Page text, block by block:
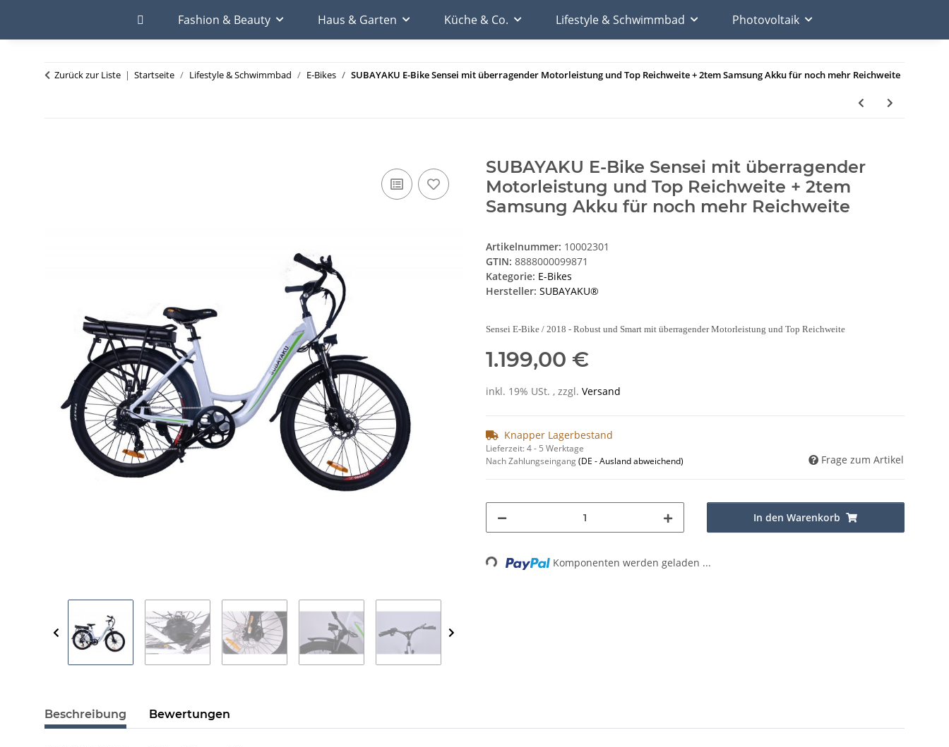
Fashion & Beauty Haus & Garten Küche & Co. Lifestyle & Schwimmbad Photovoltaik
Zurück zur Liste Startseite Lifestyle & Schwimmbad E-Bikes SUBAYAKU E-Bike Sensei mit überragender Motorleistung und Top Reichweite + 2tem Samsung Akku für noch mehr Reichweite
SUBAYAKU E-Bike Sensei mit überragender
Motorleistung und Top Reichweite + 2tem
Samsung Akku für noch mehr Reichweite
Artikelnummer: 10002301
GTIN: 8888000099871
Kategorie: E-Bikes
Hersteller: SUBAYAKU®
Sensei E-Bike / 2018 - Robust und Smart mit überragender Motorleistung und Top Reichweite
1.199,00 €
inkl. 19% USt. , zzgl. Versand
Knapper Lagerbestand
Lieferzeit:4 - 5 Werktage
Nach Zahlungseingang(DE - Ausland abweichend) Frage zum Artikel
In den Warenkorb
Loading... Komponenten werden geladen ...
Beschreibung Bewertungen